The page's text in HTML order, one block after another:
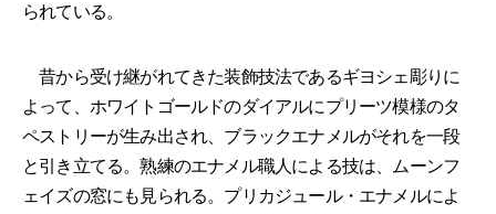
られている。
昔から受け継がれてきた装飾技法であるギヨシェ彫りに
よって、ホワイトゴールドのダイアルにプリーツ模様のタ
ペストリーが生み出され、ブラックエナメルがそれを一段
と引き立てる。熟練のエナメル職人による技は、ムーンフ
ェイズの窓にも見られる。プリカジュール・エナメルによ